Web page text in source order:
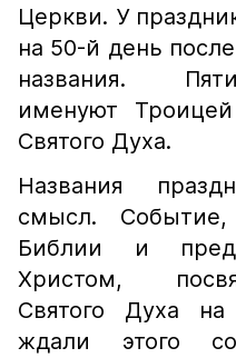
Церкви. У
на 50-й день
названия.
именуют
Святого Духа.
Названия
смысл.
Библии и
Христом,
Святого Духа на
ждали этого